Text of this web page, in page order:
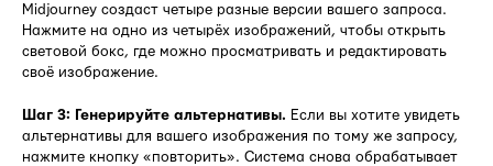
Midjourney создаст четыре разные версии вашего запроса.
Нажмите на одно из четырёх изображений, чтобы открыть
световой бокс, где можно просматривать и редактировать
своё изображение.
Шаг 3: Генерируйте альтернативы. Если вы хотите увидеть
альтернативы для вашего изображения по тому же запросу,
нажмите кнопку «повторить». Система снова обрабатывает